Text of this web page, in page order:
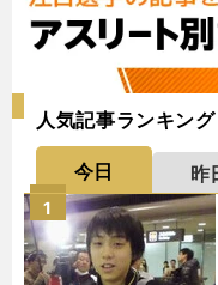
人気記事ランキング
今日 昨
1